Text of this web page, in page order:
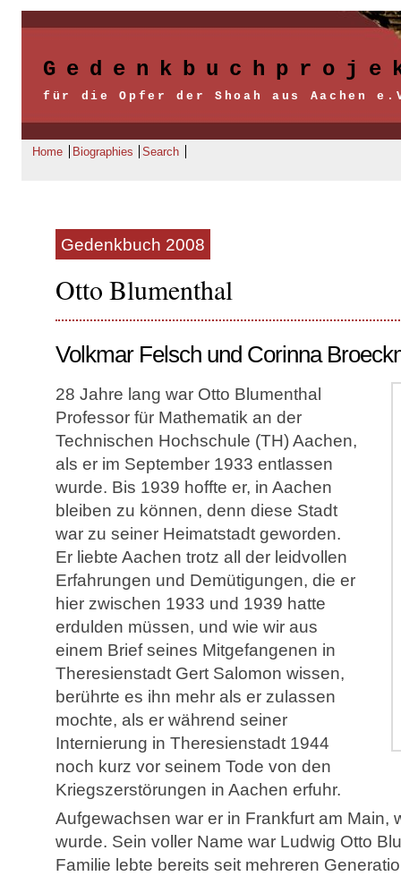
für die Opfer der Shoah aus Aachen
Home Biographies Search
Gedenkbuch 2008
Otto Blumenthal
Volkmar Felsch und Corinna
28 Jahre lang war Otto Blumenthal
Professor für Mathematik an der
Technischen Hochschule (TH) Aachen,
als er im September 1933 entlassen
wurde. Bis 1939 hoffte er, in Aachen
bleiben zu können, denn diese Stadt
war zu seiner Heimatstadt geworden.
Er liebte Aachen trotz all der leidvollen
Erfahrungen und Demütigungen, die er
hier zwischen 1933 und 1939 hatte
erdulden müssen, und wie wir aus
einem Brief seines Mitgefangenen in
Theresienstadt Gert Salomon wissen,
berührte es ihn mehr als er zulassen
mochte, als er während seiner
Internierung in Theresienstadt 1944
noch kurz vor seinem Tode von den
Kriegszerstörungen in Aachen erfuhr.
Aufgewachsen war er in Frankfurt am Main,
wurde. Sein voller Name war Ludwig Otto
Familie lebte bereits seit mehreren